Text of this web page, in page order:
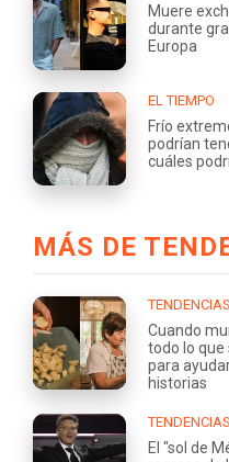
Muere
durante
Europa
EL TIEMPO
Frío
podrían
cuáles
MÁS DE
TENDENCIAS
Cuando
todo lo que
para
historias
TENDENCIAS
El "sol de